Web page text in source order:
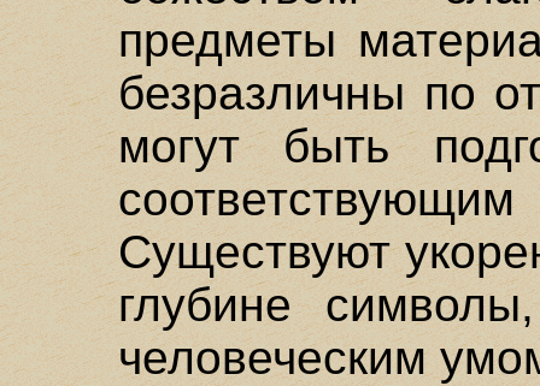
предметы
безразличны по
могут быть
Существуют
глубине
человеческим